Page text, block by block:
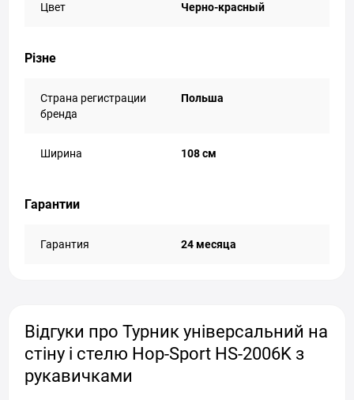
Цвет Черно-красный
Різне
Страна регистрации
бренда
Польша
Ширина 108 см
Гарантии
Гарантия 24 месяца
Відгуки про Турник універсальний на
стіну і стелю Hop-Sport HS-2006K з
рукавичками